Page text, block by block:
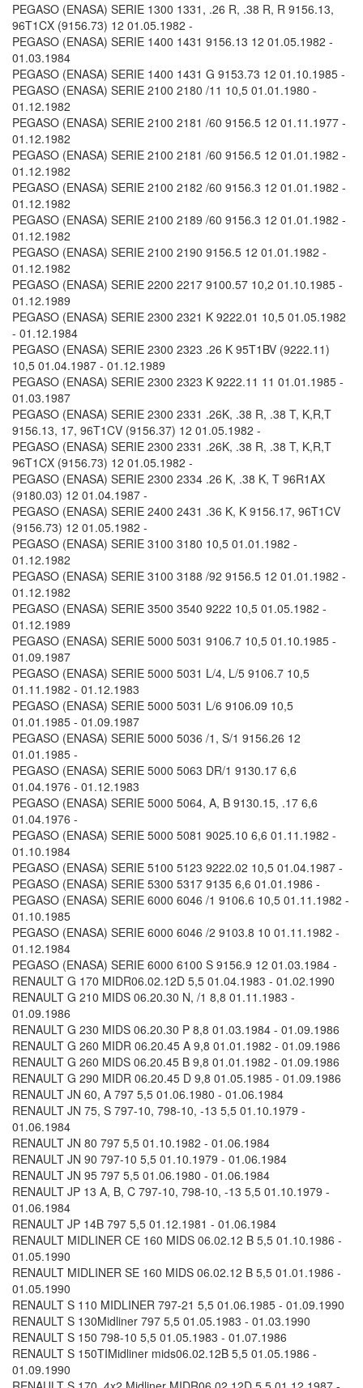
PEGASO (ENASA) SERIE 1300 1331, .26 R, .38 R, R 9156.13,
96T1CX (9156.73) 12 01.05.1982 -
PEGASO (ENASA) SERIE 1400 1431 9156.13 12 01.05.1982 -
01.03.1984
PEGASO (ENASA) SERIE 1400 1431 G 9153.73 12 01.10.1985 -
PEGASO (ENASA) SERIE 2100 2180 /11 10,5 01.01.1980 -
01.12.1982
PEGASO (ENASA) SERIE 2100 2181 /60 9156.5 12 01.11.1977 -
01.12.1982
PEGASO (ENASA) SERIE 2100 2181 /60 9156.5 12 01.01.1982 -
01.12.1982
PEGASO (ENASA) SERIE 2100 2182 /60 9156.3 12 01.01.1982 -
01.12.1982
PEGASO (ENASA) SERIE 2100 2189 /60 9156.3 12 01.01.1982 -
01.12.1982
PEGASO (ENASA) SERIE 2100 2190 9156.5 12 01.01.1982 -
01.12.1982
PEGASO (ENASA) SERIE 2200 2217 9100.57 10,2 01.10.1985 -
01.12.1989
PEGASO (ENASA) SERIE 2300 2321 K 9222.01 10,5 01.05.1982
- 01.12.1984
PEGASO (ENASA) SERIE 2300 2323 .26 K 95T1BV (9222.11)
10,5 01.04.1987 - 01.12.1989
PEGASO (ENASA) SERIE 2300 2323 K 9222.11 11 01.01.1985 -
01.03.1987
PEGASO (ENASA) SERIE 2300 2331 .26K, .38 R, .38 T, K,R,T
9156.13, 17, 96T1CV (9156.37) 12 01.05.1982 -
PEGASO (ENASA) SERIE 2300 2331 .26K, .38 R, .38 T, K,R,T
96T1CX (9156.73) 12 01.05.1982 -
PEGASO (ENASA) SERIE 2300 2334 .26 K, .38 K, T 96R1AX
(9180.03) 12 01.04.1987 -
PEGASO (ENASA) SERIE 2400 2431 .36 K, K 9156.17, 96T1CV
(9156.73) 12 01.05.1982 -
PEGASO (ENASA) SERIE 3100 3180 10,5 01.01.1982 -
01.12.1982
PEGASO (ENASA) SERIE 3100 3188 /92 9156.5 12 01.01.1982 -
01.12.1982
PEGASO (ENASA) SERIE 3500 3540 9222 10,5 01.05.1982 -
01.12.1989
PEGASO (ENASA) SERIE 5000 5031 9106.7 10,5 01.10.1985 -
01.09.1987
PEGASO (ENASA) SERIE 5000 5031 L/4, L/5 9106.7 10,5
01.11.1982 - 01.12.1983
PEGASO (ENASA) SERIE 5000 5031 L/6 9106.09 10,5
01.01.1985 - 01.09.1987
PEGASO (ENASA) SERIE 5000 5036 /1, S/1 9156.26 12
01.01.1985 -
PEGASO (ENASA) SERIE 5000 5063 DR/1 9130.17 6,6
01.04.1976 - 01.12.1983
PEGASO (ENASA) SERIE 5000 5064, A, B 9130.15, .17 6,6
01.04.1976 -
PEGASO (ENASA) SERIE 5000 5081 9025.10 6,6 01.11.1982 -
01.10.1984
PEGASO (ENASA) SERIE 5100 5123 9222.02 10,5 01.04.1987 -
PEGASO (ENASA) SERIE 5300 5317 9135 6,6 01.01.1986 -
PEGASO (ENASA) SERIE 6000 6046 /1 9106.6 10,5 01.11.1982 -
01.10.1985
PEGASO (ENASA) SERIE 6000 6046 /2 9103.8 10 01.11.1982 -
01.12.1984
PEGASO (ENASA) SERIE 6000 6100 S 9156.9 12 01.03.1984 -
RENAULT G 170 MIDR06.02.12D 5,5 01.04.1983 - 01.02.1990
RENAULT G 210 MIDS 06.20.30 N, /1 8,8 01.11.1983 -
01.09.1986
RENAULT G 230 MIDS 06.20.30 P 8,8 01.03.1984 - 01.09.1986
RENAULT G 260 MIDR 06.20.45 A 9,8 01.01.1982 - 01.09.1986
RENAULT G 260 MIDS 06.20.45 B 9,8 01.01.1982 - 01.09.1986
RENAULT G 290 MIDR 06.20.45 D 9,8 01.05.1985 - 01.09.1986
RENAULT JN 60, A 797 5,5 01.06.1980 - 01.06.1984
RENAULT JN 75, S 797-10, 798-10, -13 5,5 01.10.1979 -
01.06.1984
RENAULT JN 80 797 5,5 01.10.1982 - 01.06.1984
RENAULT JN 90 797-10 5,5 01.10.1979 - 01.06.1984
RENAULT JN 95 797 5,5 01.06.1980 - 01.06.1984
RENAULT JP 13 A, B, C 797-10, 798-10, -13 5,5 01.10.1979 -
01.06.1984
RENAULT JP 14B 797 5,5 01.12.1981 - 01.06.1984
RENAULT MIDLINER CE 160 MIDS 06.02.12 B 5,5 01.10.1986 -
01.05.1990
RENAULT MIDLINER SE 160 MIDS 06.02.12 B 5,5 01.01.1986 -
01.05.1990
RENAULT S 110 MIDLINER 797-21 5,5 01.06.1985 - 01.09.1990
RENAULT S 130Midliner 797 5,5 01.05.1983 - 01.03.1990
RENAULT S 150 798-10 5,5 01.05.1983 - 01.07.1986
RENAULT S 150TIMidliner mids06.02.12B 5,5 01.05.1986 -
01.09.1990